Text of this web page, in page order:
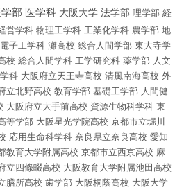
部 医学科 大阪大学 法学部 理学部 経
営学科 物理工学科 工業化学科 農学部 地
子工学科 灘高校 総合人間学部 東大寺学
校 総合人間学科 工学研究科 薬学部 人文
科 大阪府立天王寺高校 清風南海高校 外
立北野高校 教育学部 基礎工学部 人間健
大阪府立大手前高校 資源生物科学科 東
等学部 大阪星光学院高校 京都市立堀川
応用生命科学科 奈良県立奈良高校 愛知
教育大学附属高校 京都市立西京高校 麻
立四條畷高校 大阪教育大学附属池田高校
膳所高校 歯学部 大阪桐蔭高校 大阪大学